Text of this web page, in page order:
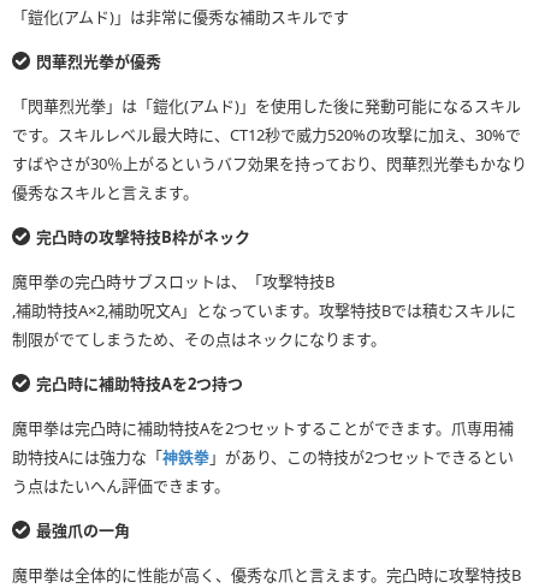
「鎧化(アムド)」は非常に優秀な補助スキルです
閃華烈光拳が優秀
「閃華烈光拳」は「鎧化(アムド)」を使用した後に発動可能になるスキル
です。スキルレベル最大時に、CT12秒で威力520%の攻撃に加え、30%で
すばやさが30％上がるというバフ効果を持っており、閃華烈光拳もかなり
優秀なスキルと言えます。
完凸時の攻撃特技B枠がネック
魔甲拳の完凸時サブスロットは、「攻撃特技B
,補助特技A×2,補助呪文A」となっています。攻撃特技Bでは積むスキルに
制限がでてしまうため、その点はネックになります。
完凸時に補助特技Aを2つ持つ
魔甲拳は完凸時に補助特技Aを2つセットすることができます。爪専用補
助特技Aには強力な「神鉄拳」があり、この特技が2つセットできるとい
う点はたいへん評価できます。
最強爪の一角
魔甲拳は全体的に性能が高く、優秀な爪と言えます。完凸時に攻撃特技B